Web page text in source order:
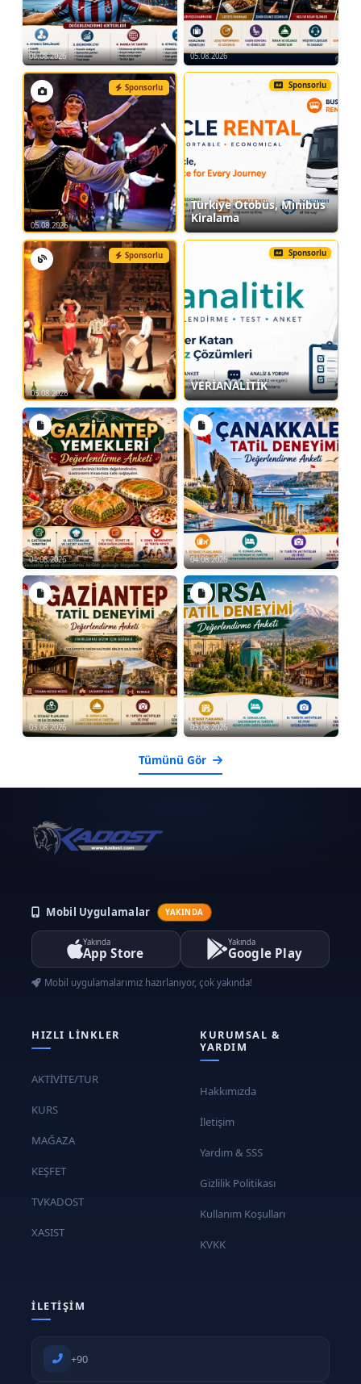
06.08.2026 05.08.2026
Sponsorlu
05.08.2026
Sponsorlu
Türkiye Otobüs, Minibüs
Kiralama
Sponsorlu
05.08.2026
Sponsorlu
VERİANALİTİK
04.08.2026 04.08.2026
03.08.2026 03.08.2026
Tümünü Gör
Mobil Uygulamalar YAKINDA
Yakında
App Store
Yakında
Google Play
Mobil uygulamalarımız hazırlanıyor, çok yakında!
HIZLI LINKLER
AKTİVİTE/TUR
KURS
MAĞAZA
KEŞFET
TVKADOST
XASIST
KURUMSAL &
YARDIM
Hakkımızda
İletişim
Yardım & SSS
Gizlilik Politikası
Kullanım Koşulları
KVKK
İLETIŞIM
+90